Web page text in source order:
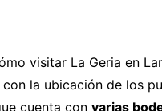
Gran Canaria
La Palma
Jordania
Laos
Dinamarca
Escocia
visitar La Geria en
la ubicación de los
cuenta con varias